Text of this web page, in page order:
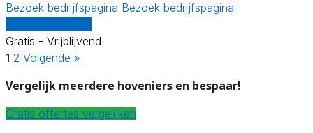
Bezoek bedrijfspagina Bezoek bedrijfspagina
Gratis - Vrijblijvend
1 2 Volgende »
Vergelijk meerdere hoveniers en bespaar!
Gratis offertes vergelijken